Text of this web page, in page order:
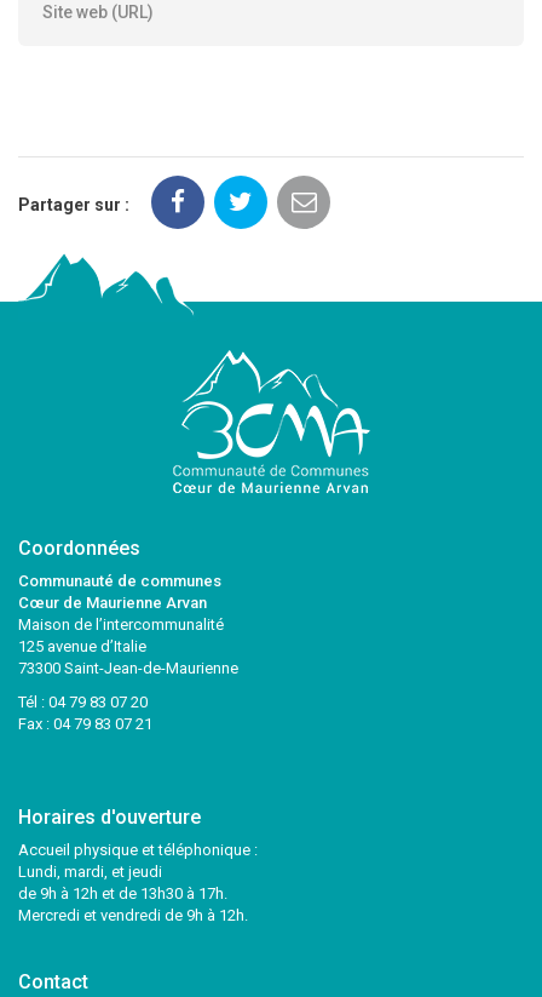
Site web (URL)
Partager sur :
Coordonnées
Communauté de communes
Cœur de Maurienne Arvan
Maison de l’intercommunalité
125 avenue d’Italie
73300 Saint-Jean-de-Maurienne
Tél : 04 79 83 07 20
Fax : 04 79 83 07 21
Horaires d'ouverture
Accueil physique et téléphonique :
Lundi, mardi, et jeudi
de 9h à 12h et de 13h30 à 17h.
Mercredi et vendredi de 9h à 12h.
Contact